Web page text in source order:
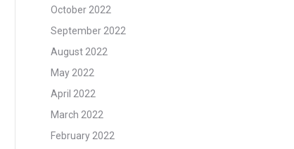
October 2022
September 2022
August 2022
May 2022
April 2022
March 2022
February 2022